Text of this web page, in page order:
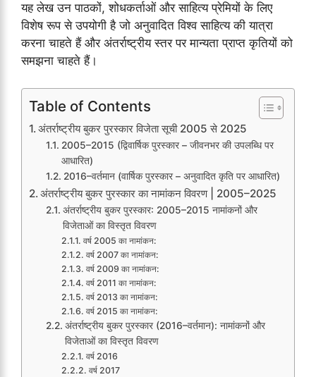
यह लेख उन पाठकों, शोधकर्ताओं और साहित्य प्रेमियों के लिए
विशेष रूप से उपयोगी है जो अनुवादित विश्व साहित्य की यात्रा
करना चाहते हैं और अंतर्राष्ट्रीय स्तर पर मान्यता प्राप्त कृतियों को
समझना चाहते हैं।
Table of Contents
अंतर्राष्ट्रीय बुकर पुरस्कार विजेता सूची 2005 से 2025
2005–2015 (द्विवार्षिक पुरस्कार – जीवनभर की उपलब्धि पर
आधारित)
2016–वर्तमान (वार्षिक पुरस्कार – अनुवादित कृति पर आधारित)
अंतर्राष्ट्रीय बुकर पुरस्कार का नामांकन विवरण | 2005–2025
अंतर्राष्ट्रीय बुकर पुरस्कार: 2005–2015 नामांकनों और
विजेताओं का विस्तृत विवरण
वर्ष 2005 का नामांकन:
वर्ष 2007 का नामांकन:
वर्ष 2009 का नामांकन:
वर्ष 2011 का नामांकन:
वर्ष 2013 का नामांकन:
वर्ष 2015 का नामांकन:
अंतर्राष्ट्रीय बुकर पुरस्कार (2016–वर्तमान): नामांकनों और
विजेताओं का विस्तृत विवरण
वर्ष 2016
वर्ष 2017